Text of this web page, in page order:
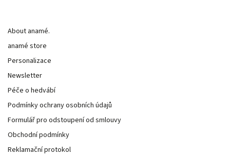
About anamé.
anamé store
Personalizace
Newsletter
Péče o hedvábí
Podmínky ochrany osobních údajů
Formulář pro odstoupení od smlouvy
Obchodní podmínky
Reklamační protokol